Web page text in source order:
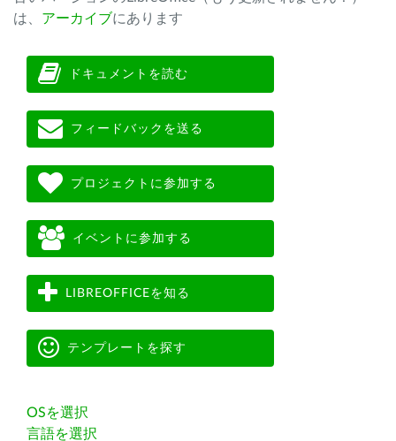
は、 アーカイブにあります
ドキュメントを読む
フィードバックを送る
プロジェクトに参加する
イベントに参加する
LIBREOFFICEを知る
テンプレートを探す
OSを選択
言語を選択